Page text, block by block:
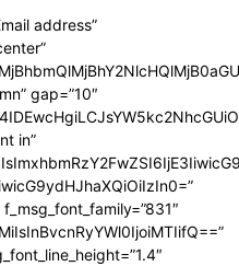
address”
gap=”10″
in”